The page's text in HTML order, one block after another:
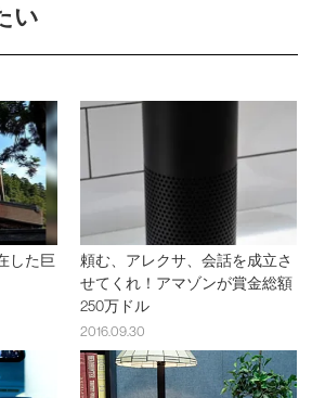
い
した巨
頼む、アレクサ、会話を成立さ
せてくれ！アマゾンが賞金総額
250万ドル
2016.09.30